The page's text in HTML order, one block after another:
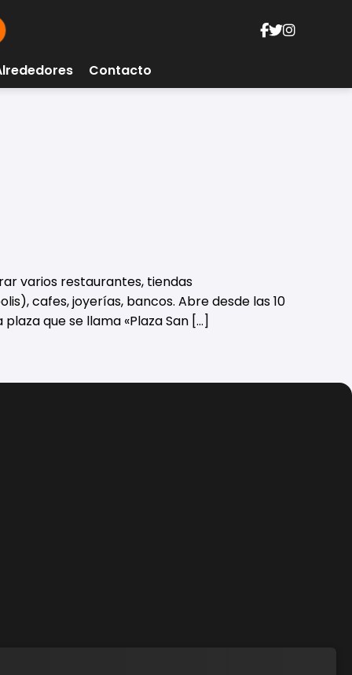
Contacto
varios restaurantes, tiendas
cafes, joyerías, bancos. Abre desde las 10
que se llama «Plaza San […]